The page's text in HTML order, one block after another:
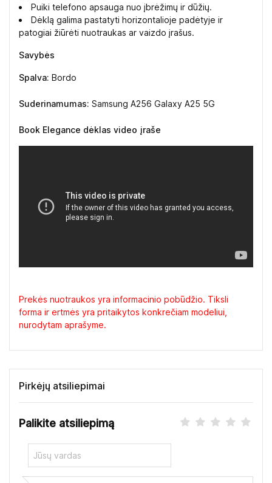
Puiki telefono apsauga nuo įbrėžimų ir dūžių.
Dėklą galima pastatyti horizontalioje padėtyje ir
patogiai žiūrėti nuotraukas ar vaizdo įrašus.
Savybės
Spalva: Bordo
Suderinamumas: Samsung A256 Galaxy A25 5G
Book Elegance dėklas video įraše
Prekės nuotraukos yra informacinio pobūdžio. Tiksli
forma ir ertmės yra pritaikytos konkrečiam modeliui,
nurodytam aprašyme.
Pirkėjų atsiliepimai
Palikite atsiliepimą